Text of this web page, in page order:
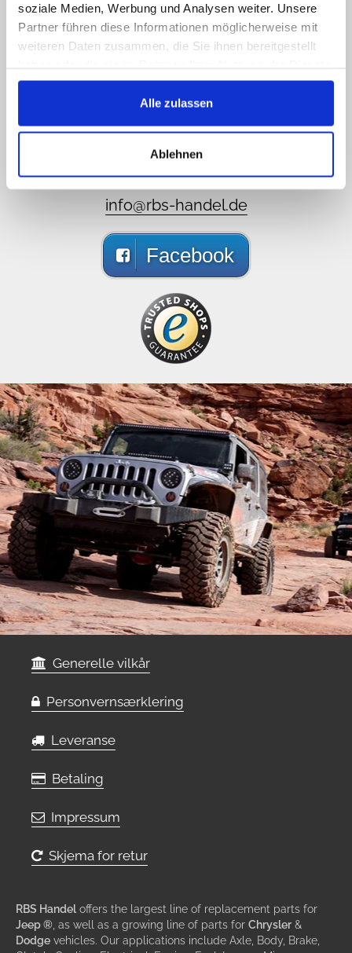
soziale Medien, Werbung und Analysen weiter. Unsere
Partner führen diese Informationen möglicherweise mit
weiteren Daten zusammen, die Sie ihnen bereitgestellt
gesammelt haben.
Alle zulassen
Ablehnen
Vi beklager at vi ikke er på
nett, men skriv til oss!
Ring oss, send oss ​​en e-post, ta gjerne kontakt
med oss gjennom sosiale medier, du får et svar
089 - 41 61 08 780
(9:30-14:00 16:00-19:00)
info@rbs-handel.de
Facebook
Generelle vilkår
Personvernsærklering
Leveranse
Betaling
Impressum
Skjema for retur
RBS Handel offers the largest line of replacement parts for
Jeep ® , as well as a growing line of parts for Chrysler &
Dodge vehicles. Our applications include Axle, Body, Brake,